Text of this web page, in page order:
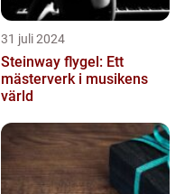
31 juli 2024
Steinway flygel: Ett
mästerverk i musikens
värld